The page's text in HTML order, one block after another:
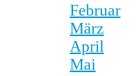
Februar
März
April
Mai